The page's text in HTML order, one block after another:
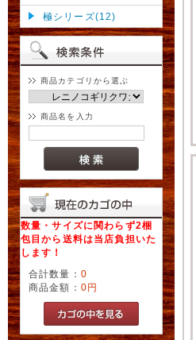
極シリーズ(12)
商品カテゴリから選ぶ
商品名を入力
数量・サイズに関わらず2梱
包目から送料は当店負担いた
します！
合計数量： 0
商品金額： 0円